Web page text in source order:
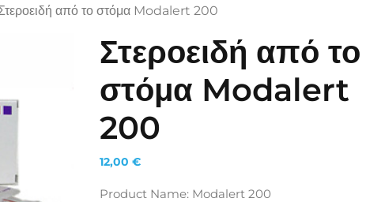
από το στόμα Modalert 200
Στεροειδή από το
στόμα Modalert
200
12,00 €
Product Name: Modalert 200